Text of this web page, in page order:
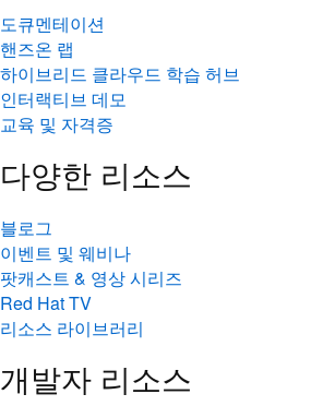
도큐멘테이션
핸즈온 랩
하이브리드 클라우드 학습 허브
인터랙티브 데모
교육 및 자격증
다양한 리소스
블로그
이벤트 및 웨비나
팟캐스트 & 영상 시리즈
Red Hat TV
리소스 라이브러리
개발자 리소스